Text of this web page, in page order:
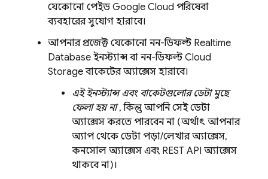
যেকোনো পেইডGoogle Cloud পরিষেবা
ব্যবহারের সুযোগ হারাবে।
আপনার প্রজেক্ট যেকোনো নন-ডিফল্ট Realtime
Database ইনস্ট্যান্স বা নন-ডিফল্টCloud
Storageবাকেটের অ্যাক্সেস হারাবে।
এই ইনস্ট্যান্স এবং বাকেটগুলোর ডেটা মুছে
ফেলা হয় না, কিন্তু আপনি সেই ডেটা
অ্যাক্সেস করতে পারবেন না (অর্থাৎ আপনার
অ্যাপ থেকে ডেটা পড়া/লেখার অ্যাক্সেস,
কনসোল অ্যাক্সেস এবং REST API অ্যাক্সেস
থাকবে না)।